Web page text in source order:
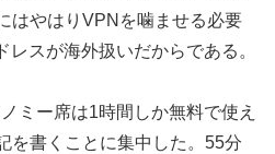
はやはりVPNを噛ませる必要
スが海外扱いだからである。
ミー席は1時間しか無料で使え
を書くことに集中した。55分